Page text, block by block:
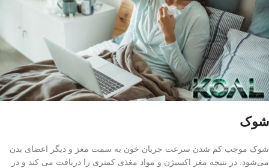
شوک
شوک موجب کم شدن سرعت جریان خون به سمت مغز و دیگر اعضای بدن
می‌شود. در نتیجه مغز اکسیژن و مواد مغذی کمتری را دریافت می کند و در